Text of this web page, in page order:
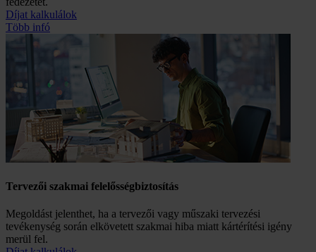
Díjat kalkulálok
Több infó
Tervezői szakmai felelősség­biztosítás
Megoldást jelenthet, ha a tervezői vagy műszaki tervezési
tevékenység során elkövetett szakmai hiba miatt kártérítési igény
merül fel.